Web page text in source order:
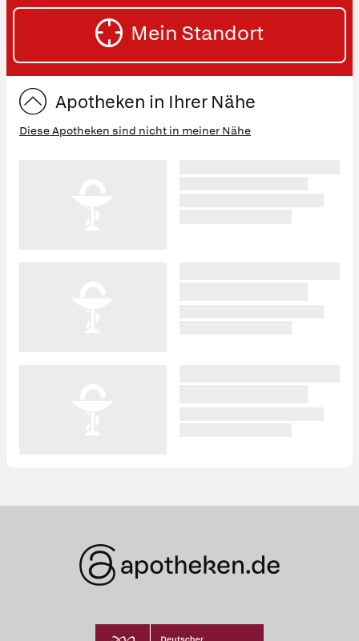
Straße
Mein Standort
Apotheken in Ihrer Nähe
Diese Apotheken sind nicht in meiner Nähe